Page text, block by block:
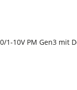
1-10V PM Gen3 mit